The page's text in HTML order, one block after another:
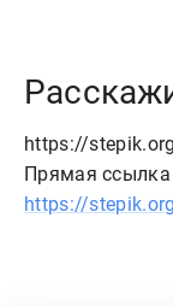
https://
Прямая ссылка
https://